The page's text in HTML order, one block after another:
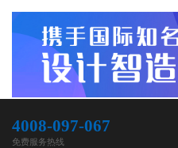
4008-097-067
免费服务热线